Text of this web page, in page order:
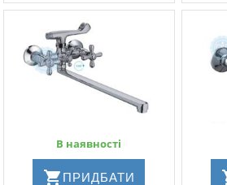
В наявності
ПРИДБАТИ